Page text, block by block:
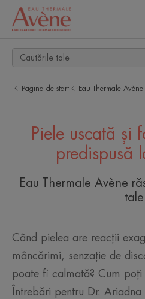
Pagina de start Eau Thermale
Piele uscată și
predispusă
Eau Thermale Avène
tale
Când pielea are reacții
mâncărimi, senzație de
poate fi calmată? Cum
Întrebări pentru Dr.